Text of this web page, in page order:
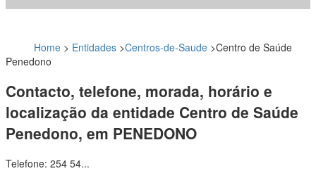
Home > Entidades >Centros-de-Saude >Centro de Saúde
Penedono
Contacto, telefone, morada, horário e
localização da entidade Centro de Saúde
Penedono, em PENEDONO
Telefone: 254 54...